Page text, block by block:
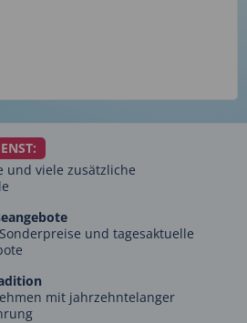
und viele zusätzliche
und tagesaktuelle
mit jahrzehntelanger